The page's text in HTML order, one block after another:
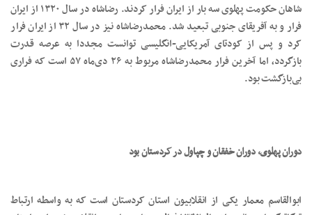
شاهان حکومت پهلوی سه بار از ایران فرار کردند. رضاشاه در سال ۱۳۲۰ از ایران
فرار و به آفریقای جنوبی تبعید شد. محمدرضاشاه نیز در سال ۳۲ از ایران فرار
کرد و پس از کودتای آمریکایی-انگلیسی توانست مجددا به عرصه قدرت
بازگردد، اما آخرین فرار محمدرضاشاه مربوط به ۲۶ دی‌ماه ۵۷ است که فراری
بی‌بازگشت بود.
دوران پهلوی، دوران خفقان و چپاول در کردستان بود
ابوالقاسم معمار یکی از انقلابیون استان کردستان است که به واسطه ارتباط